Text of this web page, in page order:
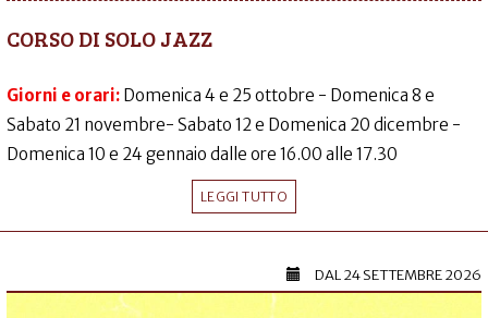
CORSO DI SOLO JAZZ
Giorni e orari: Domenica 4 e 25 ottobre - Domenica 8 e
Sabato 21 novembre- Sabato 12 e Domenica 20 dicembre -
Domenica 10 e 24 gennaio dalle ore 16.00 alle 17.30
LEGGI TUTTO
DAL24 SETTEMBRE 2026